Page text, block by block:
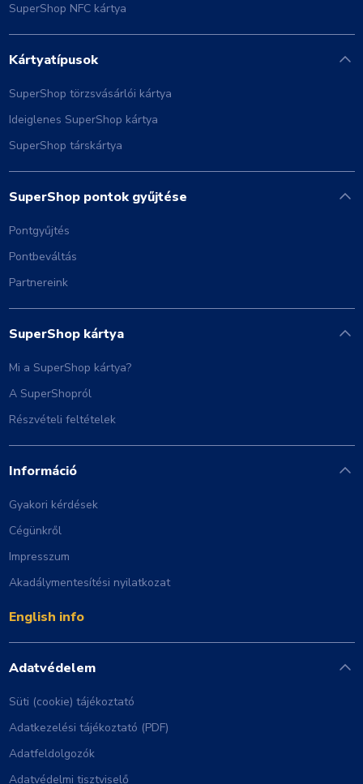
SuperShop NFC kártya
Kártyatípusok
SuperShop törzsvásárlói kártya
Ideiglenes SuperShop kártya
SuperShop társkártya
SuperShop pontok gyűjtése
Pontgyűjtés
Pontbeváltás
Partnereink
SuperShop kártya
Mi a SuperShop kártya?
A SuperShopról
Részvételi feltételek
Információ
Gyakori kérdések
Cégünkről
Impresszum
Akadálymentesítési nyilatkozat
English info
Adatvédelem
Süti (cookie) tájékoztató
Adatkezelési tájékoztató (PDF)
Adatfeldolgozók
Adatvédelmi tisztviselő